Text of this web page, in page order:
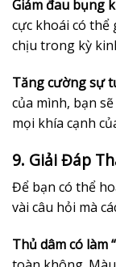
Giảm đau bụng
cực khoái có thể
chịu trong kỳ
Tăng cường sự
của mình, bạn
mọi khía cạnh
9. Giải Đáp
Để bạn có thể
vài câu hỏi mà
Thủ dâm có làm